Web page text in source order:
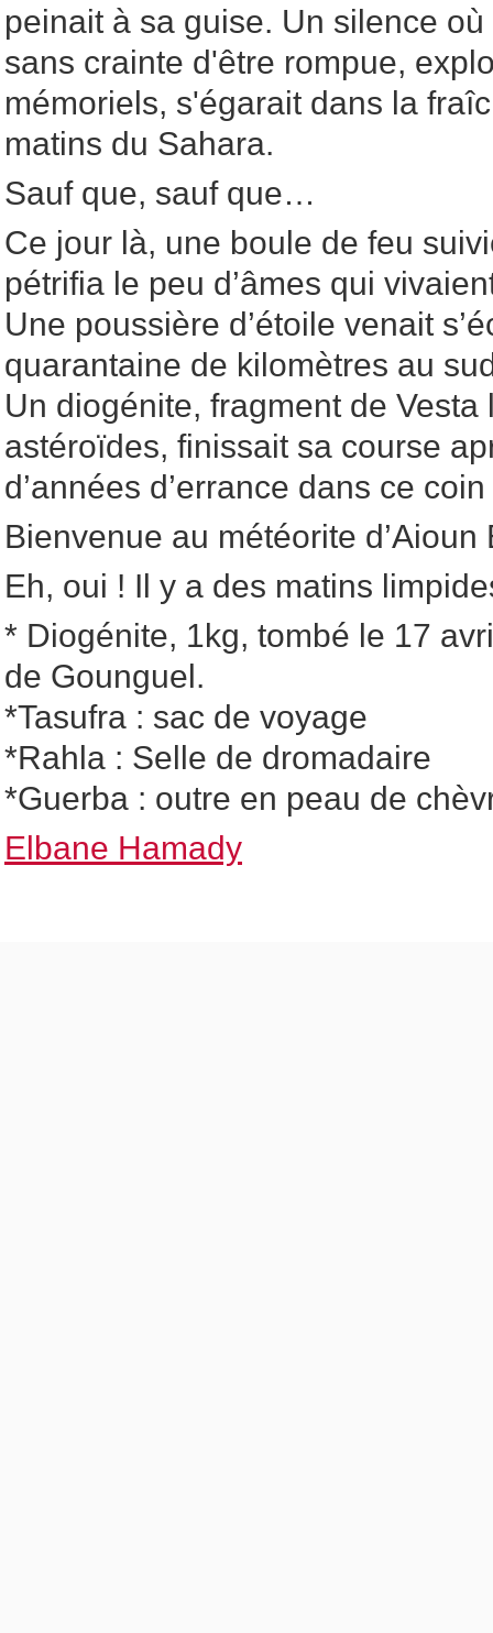
peinait à sa guise. Un silence
sans crainte d'être rompue,
mémoriels, s'égarait dans la
matins du Sahara.
Sauf que, sauf que…
Ce jour là, une boule de feu
pétrifia le peu d’âmes qui
Une poussière d’étoile venait
quarantaine de kilomètres au
Un diogénite, fragment de
astéroïdes, finissait sa course
d’années d’errance dans ce
Bienvenue au météorite d’Aioun
Eh, oui ! Il y a des matins
* Diogénite, 1kg, tombé le 17
de Gounguel.
*Tasufra : sac de voyage
*Rahla : Selle de dromadaire
*Guerba : outre en peau de
Elbane Hamady